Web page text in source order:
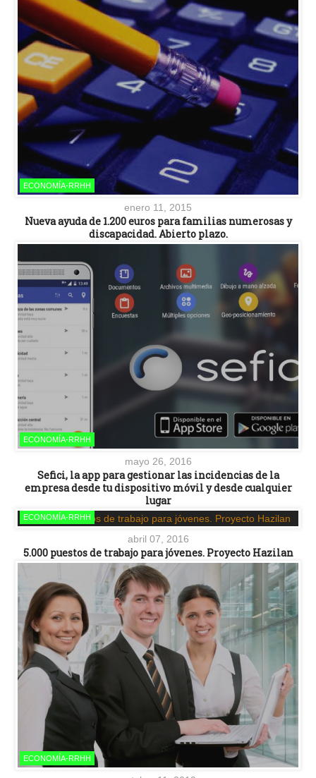
ECONOMÍA-RRHH
enero 11, 2015
Nueva ayuda de 1.200 euros para familias numerosas y
discapacidad. Abierto plazo.
ECONOMÍA-RRHH
mayo 26, 2016
Sefici, la app para gestionar las incidencias de la
empresa desde tu dispositivo móvil y desde cualquier
lugar
ECONOMÍA-RRHH
abril 07, 2016
5.000 puestos de trabajo para jóvenes. Proyecto Hazilan
ECONOMÍA-RRHH